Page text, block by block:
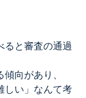
ると審査の通過
向があり、
しい」なんて考